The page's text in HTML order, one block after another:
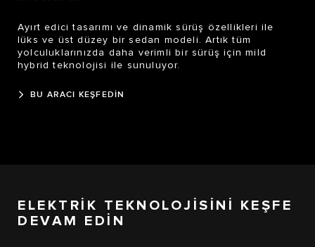
Ayırt edici tasarımı ve dinamik sürüş özellikleri ile
lüks ve üst düzey bir sedan modeli. Artık tüm
yolculuklarınızda daha verimli bir sürüş için mild
hybrid teknolojisi ile sunuluyor.
BU ARACI KEŞFEDİN
ELEKTRİK TEKNOLOJİSİNİ KEŞFE
DEVAM EDİN